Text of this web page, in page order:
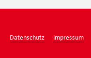
Datenschutz Impressum